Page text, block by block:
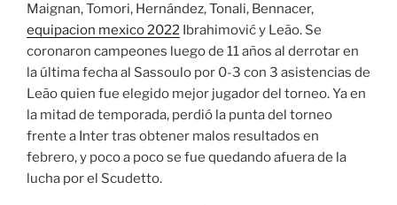
Maignan, Tomori, Hernández, Tonali, Bennacer,
equipacion mexico 2022 Ibrahimović y Leão. Se
coronaron campeones luego de 11 años al derrotar en
la última fecha al Sassoulo por 0-3 con 3 asistencias de
Leão quien fue elegido mejor jugador del torneo. Ya en
la mitad de temporada, perdió la punta del torneo
frente a Inter tras obtener malos resultados en
febrero, y poco a poco se fue quedando afuera de la
lucha por el Scudetto.